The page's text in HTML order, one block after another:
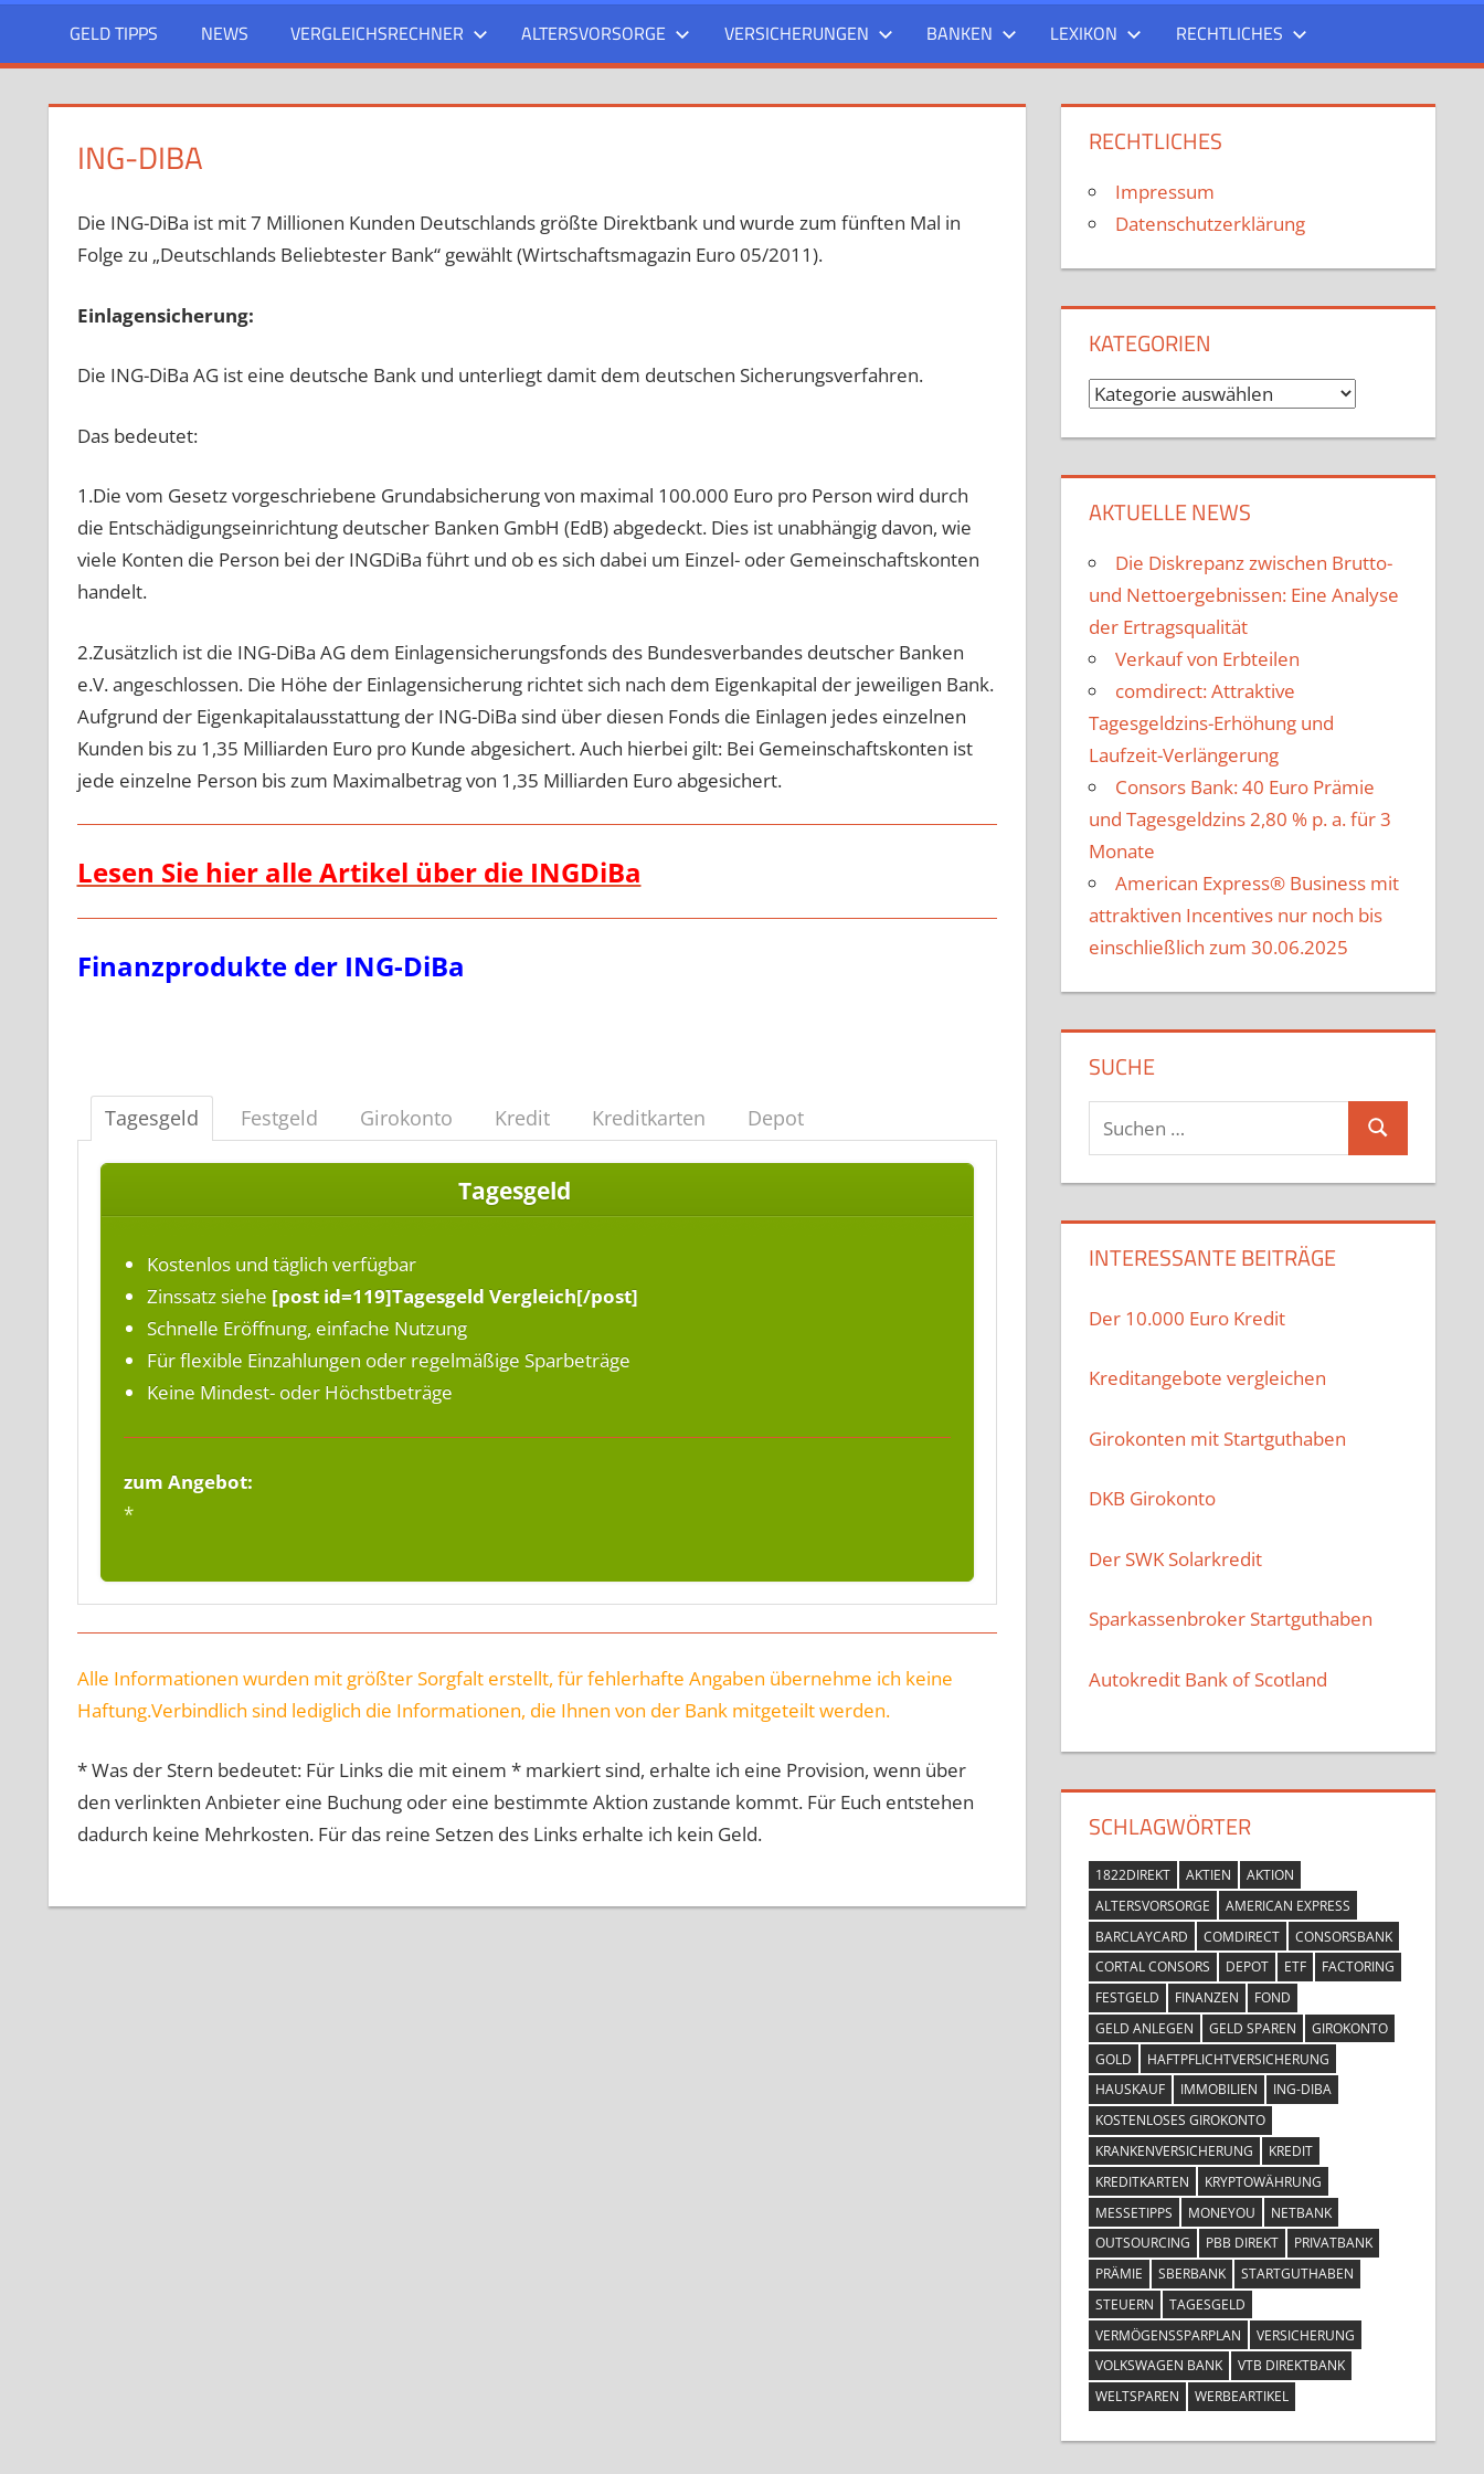
GELD TIPPS NEWS VERGLEICHSRECHNER ALTERSVORSORGE VERSICHERUNGEN BANKEN LEXIKON RECHTLICHES
ING-DIBA
Die ING-DiBa ist mit 7 Millionen Kunden Deutschlands größte Direktbank und wurde zum fünften Mal in
Folge zu „Deutschlands Beliebtester Bank“ gewählt (Wirtschaftsmagazin Euro 05/2011).
Einlagensicherung:
Die ING-DiBa AG ist eine deutsche Bank und unterliegt damit dem deutschen Sicherungsverfahren.
Das bedeutet:
1.Die vom Gesetz vorgeschriebene Grundabsicherung von maximal 100.000 Euro pro Person wird durch
die Entschädigungseinrichtung deutscher Banken GmbH (EdB) abgedeckt. Dies ist unabhängig davon, wie
viele Konten die Person bei der INGDiBa führt und ob es sich dabei um Einzel- oder Gemeinschaftskonten
handelt.
2.Zusätzlich ist die ING-DiBa AG dem Einlagensicherungsfonds des Bundesverbandes deutscher Banken
e.V. angeschlossen. Die Höhe der Einlagensicherung richtet sich nach dem Eigenkapital der jeweiligen Bank.
Aufgrund der Eigenkapitalausstattung der ING-DiBa sind über diesen Fonds die Einlagen jedes einzelnen
Kunden bis zu 1,35 Milliarden Euro pro Kunde abgesichert. Auch hierbei gilt: Bei Gemeinschaftskonten ist
jede einzelne Person bis zum Maximalbetrag von 1,35 Milliarden Euro abgesichert.
Lesen Sie hier alle Artikel über die INGDiBa
Finanzprodukte der ING-DiBa
Tagesgeld Festgeld Girokonto Kredit Kreditkarten Depot
Tagesgeld
Kostenlos und täglich verfügbar
Zinssatz siehe [post id=119]Tagesgeld Vergleich[/post]
Schnelle Eröffnung, einfache Nutzung
Für flexible Einzahlungen oder regelmäßige Sparbeträge
Keine Mindest- oder Höchstbeträge
zum Angebot:
Alle Informationen wurden mit größter Sorgfalt erstellt, für fehlerhafte Angaben übernehme ich keine
Haftung.Verbindlich sind lediglich die Informationen, die Ihnen von der Bank mitgeteilt werden.
* Was der Stern bedeutet: Für Links die mit einem * markiert sind, erhalte ich eine Provision, wenn über
den verlinkten Anbieter eine Buchung oder eine bestimmte Aktion zustande kommt. Für Euch entstehen
dadurch keine Mehrkosten. Für das reine Setzen des Links erhalte ich kein Geld.
RECHTLICHES
Impressum
Datenschutzerklärung
KATEGORIEN
Kategorien
AKTUELLE NEWS
Die Diskrepanz zwischen Brutto-
und Nettoergebnissen: Eine Analyse
der Ertragsqualität
Verkauf von Erbteilen
comdirect: Attraktive
Tagesgeldzins-Erhöhung und
Laufzeit-Verlängerung
Consors Bank: 40 Euro Prämie
und Tagesgeldzins 2,80 % p. a. für 3
Monate
American Express® Business mit
attraktiven Incentives nur noch bis
einschließlich zum 30.06.2025
SUCHE
Suchen
Suchen
INTERESSANTE BEITRÄGE
Der 10.000 Euro Kredit
Kreditangebote vergleichen
Girokonten mit Startguthaben
DKB Girokonto
Der SWK Solarkredit
Sparkassenbroker Startguthaben
Autokredit Bank of Scotland
SCHLAGWÖRTER
1822DIREKT AKTIEN
AKTION
ALTERSVORSORGE
AMERICAN EXPRESS
BARCLAYCARD
COMDIRECT
CONSORSBANK
CORTAL CONSORS
DEPOT ETF
FACTORING
FESTGELD
FINANZEN
FOND
GELD ANLEGEN
GELD SPAREN
GIROKONTO
GOLD
HAFTPFLICHTVERSICHERUNG
HAUSKAUF
IMMOBILIEN
ING-DIBA
KOSTENLOSES GIROKONTO
KRANKENVERSICHERUNG
KREDIT
KREDITKARTEN
KRYPTOWÄHRUNG
MESSETIPPS
MONEYOU
NETBANK
OUTSOURCING
PBB DIREKT
PRIVATBANK
PRÄMIE
SBERBANK
STARTGUTHABEN
STEUERN
TAGESGELD
VERMÖGENSSPARPLAN
VERSICHERUNG
VOLKSWAGEN BANK
VTB DIREKTBANK
WELTSPAREN
WERBEARTIKEL